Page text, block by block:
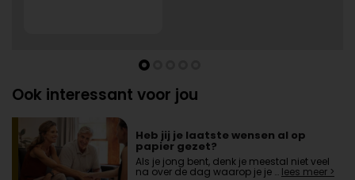
Ook interessant voor jou
Heb jij je laatste wensen al op
papier gezet?
Als je jong bent, denk je meestal niet veel
na over de dag waarop je je … lees meer >